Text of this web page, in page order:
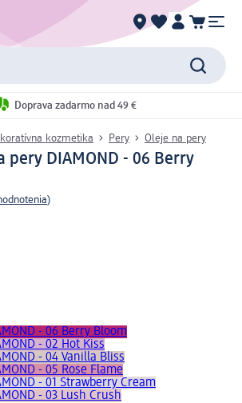
Doprava zadarmo nad 49 €
kozmetika Pery Oleje na pery
pery DIAMOND - 06 Berry
)
- 06 Berry Bloom
- 02 Hot Kiss
- 04 Vanilla Bliss
- 05 Rose Flame
- 01 Strawberry Cream
- 03 Lush Crush